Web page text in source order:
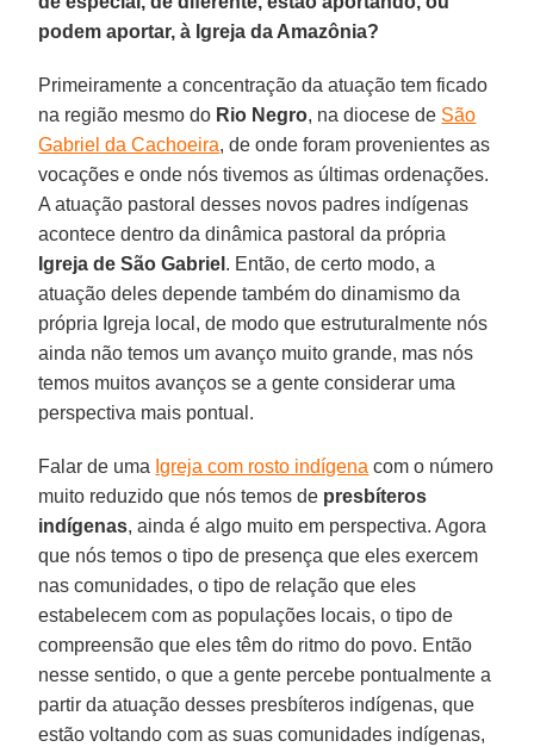
podem aportar, à Igreja da Amazônia?
Primeiramente a concentração da atuação tem ficado
na região mesmo do Rio Negro, na diocese de São
Gabriel da Cachoeira, de onde foram provenientes as
vocações e onde nós tivemos as últimas ordenações.
A atuação pastoral desses novos padres indígenas
acontece dentro da dinâmica pastoral da própria
Igreja de São Gabriel . Então, de certo modo, a
atuação deles depende também do dinamismo da
própria Igreja local, de modo que estruturalmente nós
ainda não temos um avanço muito grande, mas nós
temos muitos avanços se a gente considerar uma
perspectiva mais pontual.
Falar de uma Igreja com rosto indígena com o número
muito reduzido que nós temos de presbíteros
indígenas, ainda é algo muito em perspectiva. Agora
que nós temos o tipo de presença que eles exercem
nas comunidades, o tipo de relação que eles
estabelecem com as populações locais, o tipo de
compreensão que eles têm do ritmo do povo. Então
nesse sentido, o que a gente percebe pontualmente a
partir da atuação desses presbíteros indígenas, que
estão voltando com as suas comunidades indígenas,